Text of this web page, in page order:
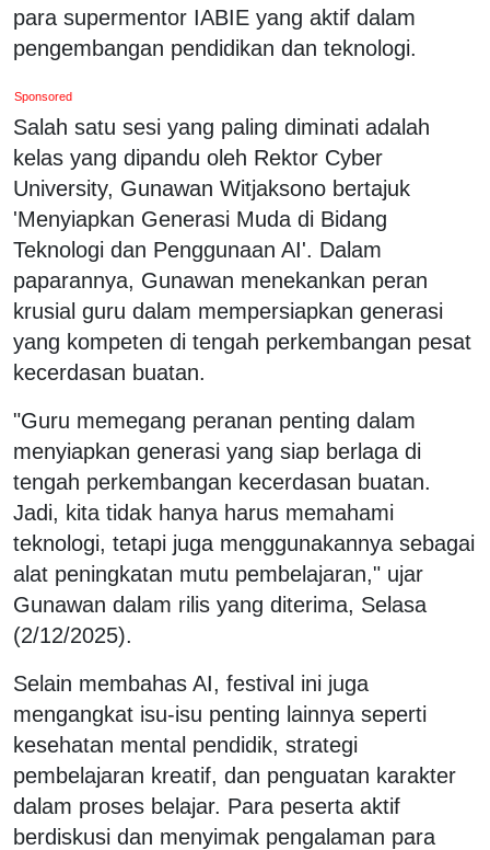
para supermentor IABIE yang aktif dalam
pengembangan pendidikan dan teknologi.
Sponsored
Salah satu sesi yang paling diminati adalah
kelas yang dipandu oleh Rektor Cyber
University, Gunawan Witjaksono bertajuk
'Menyiapkan Generasi Muda di Bidang
Teknologi dan Penggunaan AI'. Dalam
paparannya, Gunawan menekankan peran
krusial guru dalam mempersiapkan generasi
yang kompeten di tengah perkembangan pesat
kecerdasan buatan.
"Guru memegang peranan penting dalam
menyiapkan generasi yang siap berlaga di
tengah perkembangan kecerdasan buatan.
Jadi, kita tidak hanya harus memahami
teknologi, tetapi juga menggunakannya sebagai
alat peningkatan mutu pembelajaran," ujar
Gunawan dalam rilis yang diterima, Selasa
(2/12/2025).
Selain membahas AI, festival ini juga
mengangkat isu-isu penting lainnya seperti
kesehatan mental pendidik, strategi
pembelajaran kreatif, dan penguatan karakter
dalam proses belajar. Para peserta aktif
berdiskusi dan menyimak pengalaman para